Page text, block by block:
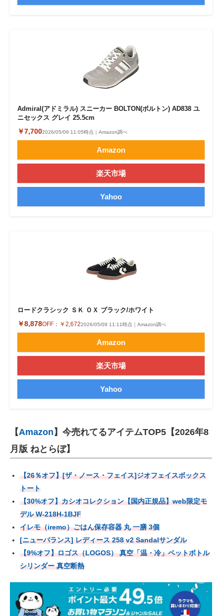
Admiral(アドミラル) スニーカー BOLTON(ボルトン) AD838 ユ
ニセックス グレイ 25.5cm
￥7,7002026/05/09 11:05時点｜Amazon調べ
Amazon
楽天市場
Yahoo
ロードクラシック ＳＫ ＯＸ ブラック/ホワイト
￥8,878OFF： ￥2,6722026/05/09 11:11時点｜Amazon調べ
Amazon
楽天市場
Yahoo
【Amazon 】今売れてるアイテムTOP5【2026年8
月版 ねとらぼ】
【26％オフ】[ザ・ノース・フェイス]ジオフェイスボックス
トート
【30%オフ】カシオコレクション【国内正規品】web限定モ
デル W-218H-1BJF
イレモ（iremo）ごはん保存容器 丸 一膳 3個
[ニューバランス] レディース 258 v2 Sandalサンダル
【9%オフ】ロゴス（LOGOS） 真空「温・冷」ペットボトル
シリンダー 真空断熱